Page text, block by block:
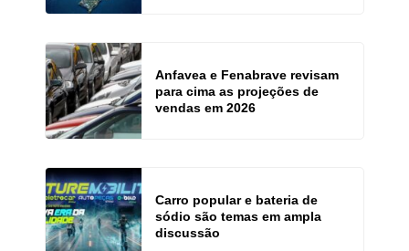
Anfavea e Fenabrave revisam
para cima as projeções de
vendas em 2026
Carro popular e bateria de
sódio são temas em ampla
discussão